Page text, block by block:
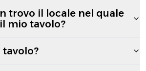
trovo il locale nel quale
mio tavolo?